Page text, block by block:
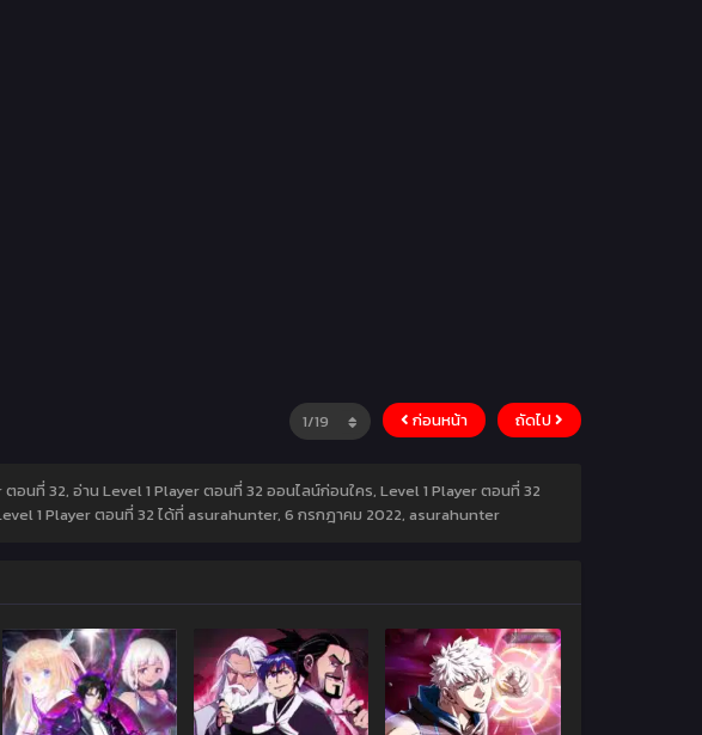
ก่อนหน้า ถัดไป
ที่ 32, อ่าน Level 1 Player ตอนที่ 32 ออนไลน์ก่อนใคร, Level 1 Player ตอนที่ 32
1 Player ตอนที่ 32 ได้ที่ asurahunter, 6 กรกฎาคม 2022, asurahunter